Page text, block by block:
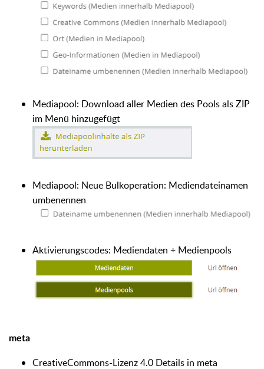
Mediapool: Download aller Medien des Pools als ZIP
im Menü hinzugefügt
Mediapool: Neue Bulkoperation: Mediendateinamen
umbenennen
Aktivierungscodes: Mediendaten + Medienpools
meta
CreativeCommons-Lizenz 4.0 Details in meta